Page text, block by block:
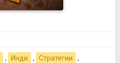
, Инди , Стратегии
,